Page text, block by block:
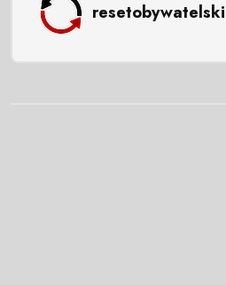
resetobywatelski